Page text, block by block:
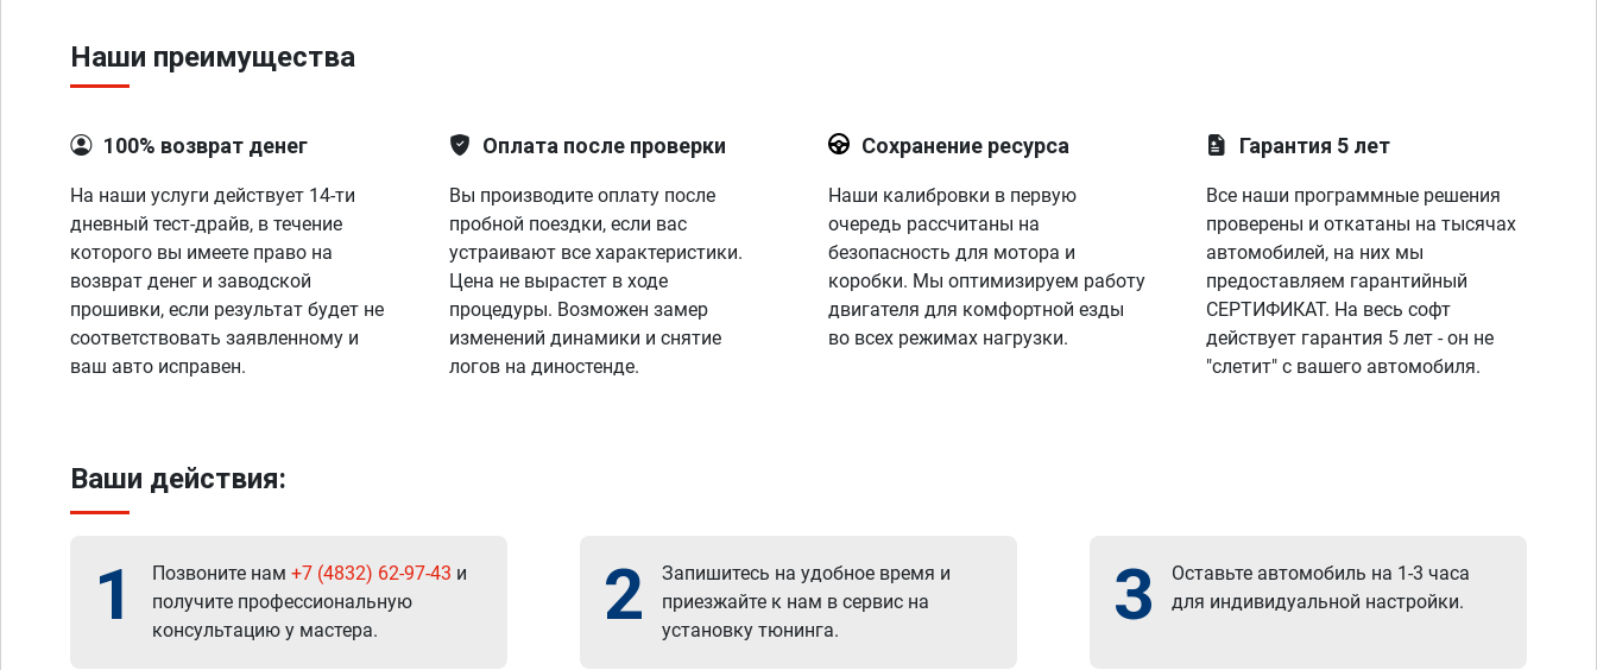
Наши преимущества
100% возврат денег
На наши услуги действует 14-ти
дневный тест-драйв, в течение
которого вы имеете право на
возврат денег и заводской
прошивки, если результат будет не
соответствовать заявленному и
ваш авто исправен.
Оплата после проверки
Вы производите оплату после
пробной поездки, если вас
устраивают все характеристики.
Цена не вырастет в ходе
процедуры. Возможен замер
изменений динамики и снятие
логов на диностенде.
Сохранение ресурса
Наши калибровки в первую
очередь рассчитаны на
безопасность для мотора и
коробки. Мы оптимизируем работу
двигателя для комфортной езды
во всех режимах нагрузки.
Гарантия 5 лет
Все наши программные решения
проверены и откатаны на тысячах
автомобилей, на них мы
предоставляем гарантийный
СЕРТИФИКАТ. На весь софт
действует гарантия 5 лет - он не
"слетит" с вашего автомобиля.
Ваши действия:
1 Позвоните нам +7 (4832) 62-97-43 и
получите профессиональную
консультацию у мастера.
2
Запишитесь на удобное время и
приезжайте к нам в сервис на
установку тюнинга.
3
Оставьте автомобиль на 1-3 часа
для индивидуальной настройки.